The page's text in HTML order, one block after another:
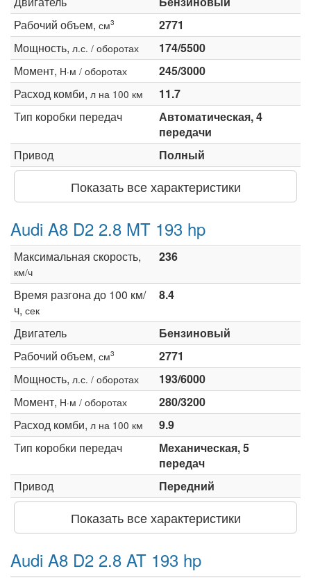
Рабочий объем, см3
2771
Мощность, л.с. / оборотах
174/5500
Момент, Н·м / оборотах
245/3000
Расход комби, л на 100 км
11.7
Тип коробки передач
Автоматическая, 4
передачи
Привод
Полный
Показать все характеристики
Audi A8 D2 2.8 MT 193 hp
Максимальная скорость,
км/ч
236
Время разгона до 100 км/
ч, сек
8.4
Двигатель
Бензиновый
Рабочий объем, см3
2771
Мощность, л.с. / оборотах
193/6000
Момент, Н·м / оборотах
280/3200
Расход комби, л на 100 км
9.9
Тип коробки передач
Механическая, 5
передач
Привод
Передний
Показать все характеристики
Audi A8 D2 2.8 AT 193 hp